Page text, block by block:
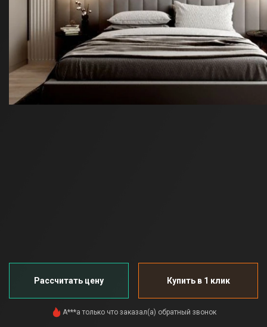
Рассчитать цену Купить в 1 клик
В***а только что купил(а) этот товар